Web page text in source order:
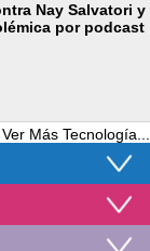
Nay Salvatori y
por podcast
Ver Más Tecnología...